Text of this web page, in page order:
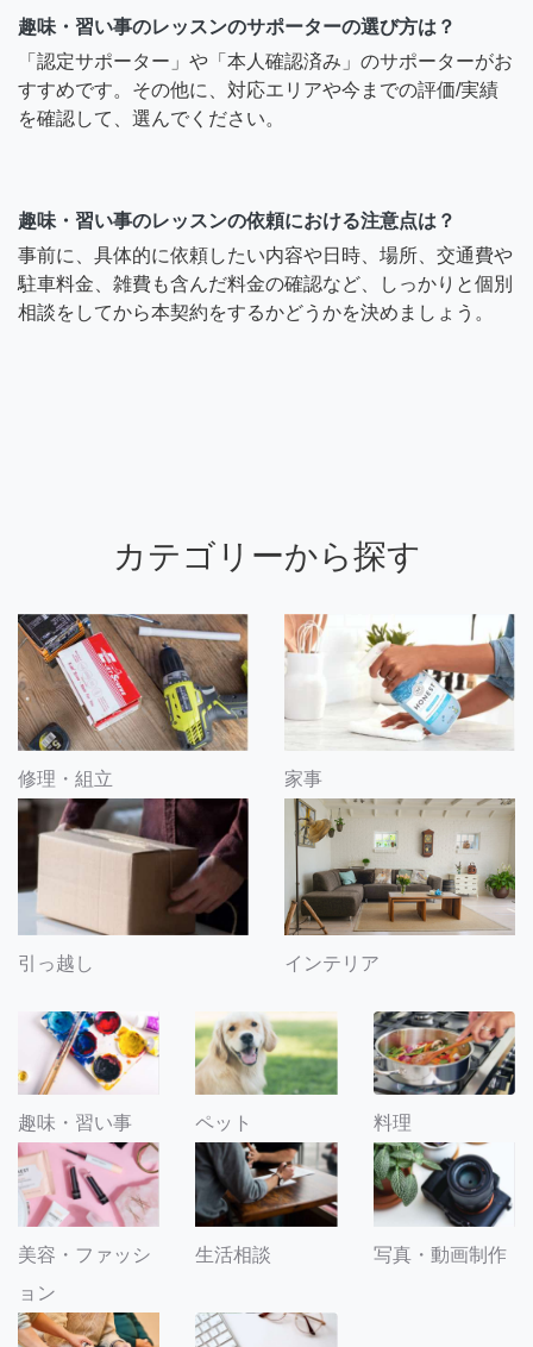
趣味・習い事のレッスンのサポーターの選び方は？
「認定サポーター」や「本人確認済み」のサポーターがお
すすめです。その他に、対応エリアや今までの評価/実績
を確認して、選んでください。
趣味・習い事のレッスンの依頼における注意点は？
事前に、具体的に依頼したい内容や日時、場所、交通費や
駐車料金、雑費も含んだ料金の確認など、しっかりと個別
相談をしてから本契約をするかどうかを決めましょう。
カテゴリーから探す
修理・組立 家事
引っ越し インテリア
趣味・習い事 ペット 料理
美容・ファッシ
ョン
生活相談 写真・動画制作